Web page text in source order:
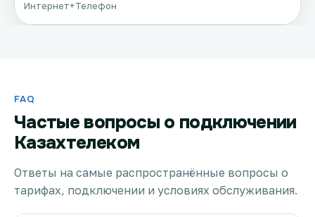
Интернет+Телефон
FAQ
Частые вопросы о подключении
Казахтелеком
Ответы на самые распространённые вопросы о
тарифах, подключении и условиях обслуживания.